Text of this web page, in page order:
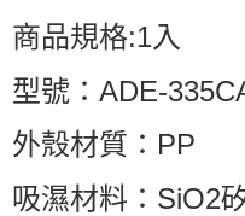
商品規格:1入
型號：ADE-
外殼材質：PP
吸濕材料：SiO2